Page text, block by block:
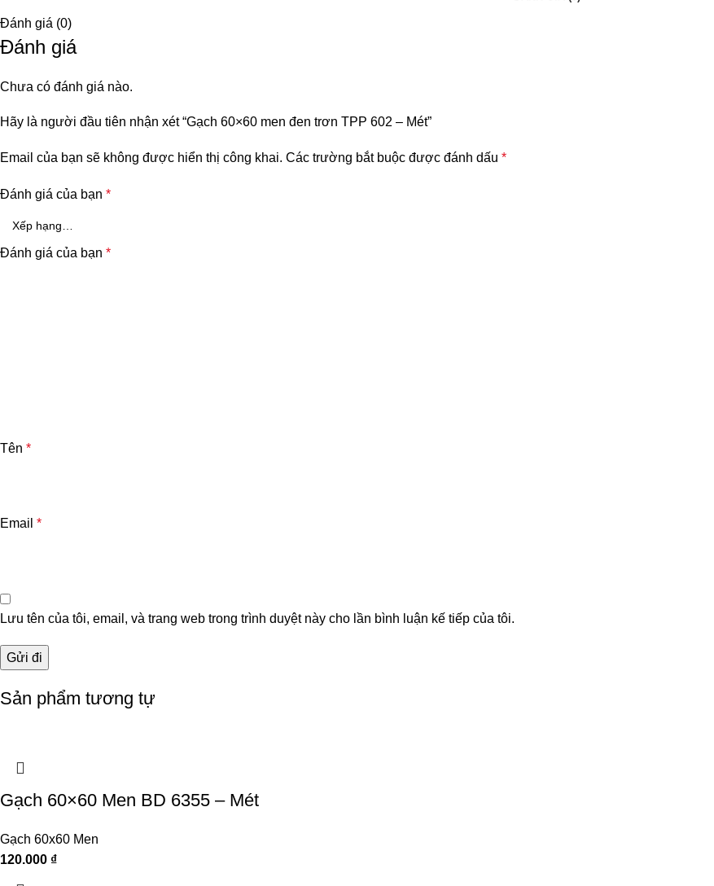
Đánh giá (0)
Đánh giá
Chưa có đánh giá nào.
Hãy là người đầu tiên nhận xét “Gạch 60×60 men đen trơn TPP 602 – Mét”
Email của bạn sẽ không được hiển thị công khai. Các trường bắt buộc được đánh dấu *
Đánh giá của bạn *
Đánh giá của bạn *
Tên *
Email *
Lưu tên của tôi, email, và trang web trong trình duyệt này cho lần bình luận kế tiếp của tôi.
Sản phẩm tương tự
Gạch 60×60 Men BD 6355 – Mét
Gạch 60x60 Men
120.000 ₫